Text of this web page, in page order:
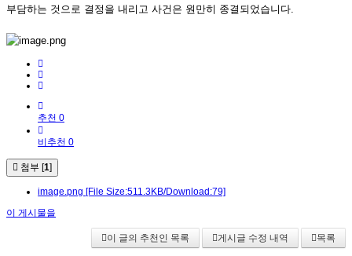
부담하는 것으로 결정을 내리고 사건은 원만히 종결되었습니다.
추천 0
비추천 0
첨부 [1]
image.png [File Size:511.3KB/Download:79]
이 게시물을
이 글의 추천인 목록 게시글 수정 내역 목록